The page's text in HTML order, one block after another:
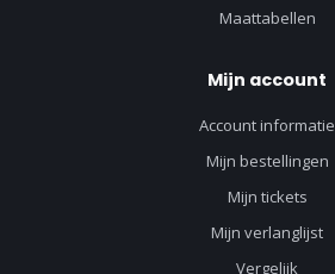
Maattabellen
Mijn account
Account informatie
Mijn bestellingen
Mijn tickets
Mijn verlanglijst
Vergelijk